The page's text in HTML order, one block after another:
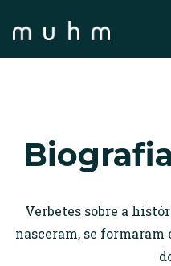
Verbetes sobre a
nasceram, se formaram